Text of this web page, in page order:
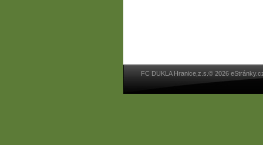
FC DUKLA Hranice,z.s.© 2026